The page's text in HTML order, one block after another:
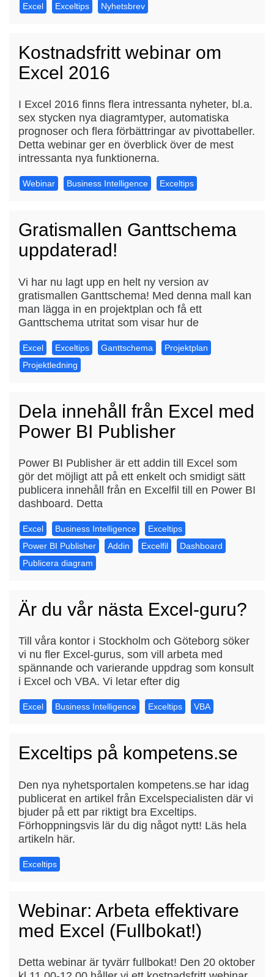
Excel Exceltips Nyhetsbrev
Kostnadsfritt webinar om
Excel 2016
I Excel 2016 finns flera intressanta nyheter, bl.a.
sex stycken nya diagramtyper, automatiska
prognoser och flera förbättringar av pivottabeller.
Detta webinar ger en överblick över de mest
intressanta nya funktionerna.
Webinar Business Intelligence Exceltips
Gratismallen Ganttschema
uppdaterad!
Vi har nu lagt upp en helt ny version av
gratismallen Ganttschema! Med denna mall kan
man lägga in en projektplan och få ett
Ganttschema utritat som visar hur de
Excel Exceltips Ganttschema
Projektplan
Projektledning
Dela innehåll från Excel med
Power BI Publisher
Power BI Publisher är ett addin till Excel som
gör det möjligt att på ett enkelt och smidigt sätt
publicera innehåll från en Excelfil till en Power BI
dashboard. Detta
Excel Business Intelligence
Exceltips
Power BI Publisher
Addin Excelfil
Dashboard
Publicera diagram
Är du vår nästa Excel-guru?
Till våra kontor i Stockholm och Göteborg söker
vi nu fler Excel-gurus, som vill arbeta med
spännande och varierande uppdrag som konsult
i Excel och VBA. Vi letar efter dig
Excel Business Intelligence Exceltips VBA
Exceltips på kompetens.se
Den nya nyhetsportalen kompetens.se har idag
publicerat en artikel från Excelspecialisten där vi
bjuder på ett par riktigt bra Exceltips.
Förhoppningsvis lär du dig något nytt! Läs hela
artikeln här.
Exceltips
Webinar: Arbeta effektivare
med Excel (Fullbokat!)
Detta webinar är tyvärr fullbokat! Den 20 oktober